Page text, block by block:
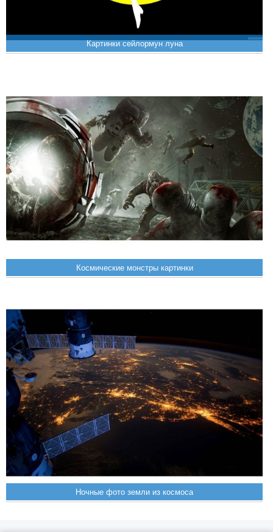
Картинки сейлормун луна
Космические монстры картинки
Ночные фото земли из космоса